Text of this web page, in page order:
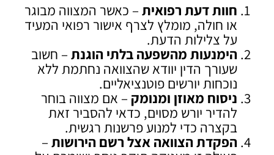
חוות דעת רפואית – כאשר המצווה מבוגר
או חולה, מומלץ לצרף אישור רפואי המעיד
על צלילות הדעת.
הימנעות מהשפעה בלתי הוגנת – חשוב
שעורך הדין יוודא שהצוואה נחתמת ללא
נוכחות יורשים פוטנציאליים.
ניסוח מאוזן ומנומק – אם מצווה בוחר
להדיר יורש מסוים, כדאי להסביר זאת
בקצרה כדי למנוע פרשנות רגשית.
הפקדת הצוואה אצל רשם הירושות –